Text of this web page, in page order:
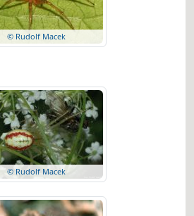
© Rudolf Macek
© Rudolf Macek